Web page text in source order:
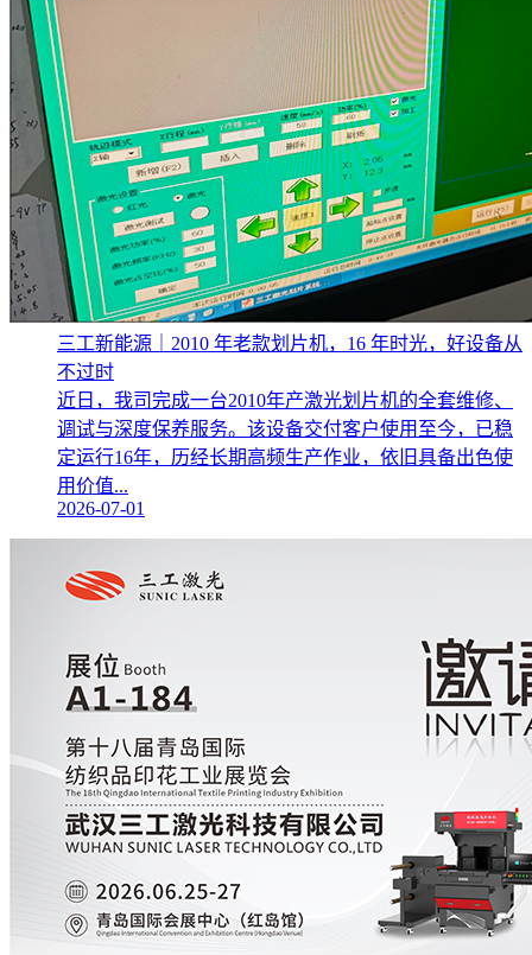
三工新能源｜2010 年老款划片机，16 年时光，好设备从
不过时
近日，我司完成一台2010年产激光划片机的全套维修、
调试与深度保养服务。该设备交付客户使用至今，已稳
定运行16年，历经长期高频生产作业，依旧具备出色使
用价值...
2026-07-01